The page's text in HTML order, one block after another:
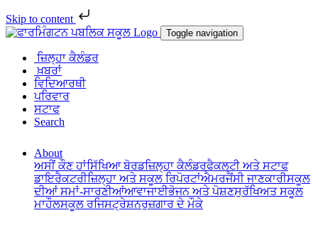
Skip to content
Toggle navigation
ਜ਼ਿਲ੍ਹਾ ਕੈਲੰਡਰ
ਖ਼ਬਰਾਂ
ਵਿਦਿਆਰਥੀ
ਪਰਿਵਾਰ
ਸਟਾਫ
Search
About
ਅਸੀਂ ਕੌਣ ਹਾਂਸਿੱਖਿਆ ਬੋਰਡਜ਼ਿਲ੍ਹਾ ਕੈਲੰਡਰਫੈਕਲਟੀ ਅਤੇ ਸਟਾਫ
ਡਾਇਰੈਕਟਰੀਜ਼ਿਲ੍ਹਾ ਅਤੇ ਸਕੂਲ ਰਿਪੋਰਟਾਂਐਮਰਜੈਂਸੀ ਜਾਣਕਾਰੀਸਕੂਲ
ਦੀਆਂ ਸਮਾਂ-ਸਾਰਣੀਆਂਆਵਾਜਾਈਭੋਜਨ ਅਤੇ ਪੋਸ਼ਣਸੁਰੱਖਿਅਤ ਸਕੂਲ
ਮਾਹੌਲਸਕੂਲ ਰਜਿਸਟ੍ਰੇਸ਼ਨਰੁਜ਼ਗਾਰ ਦੇ ਮੌਕੇ